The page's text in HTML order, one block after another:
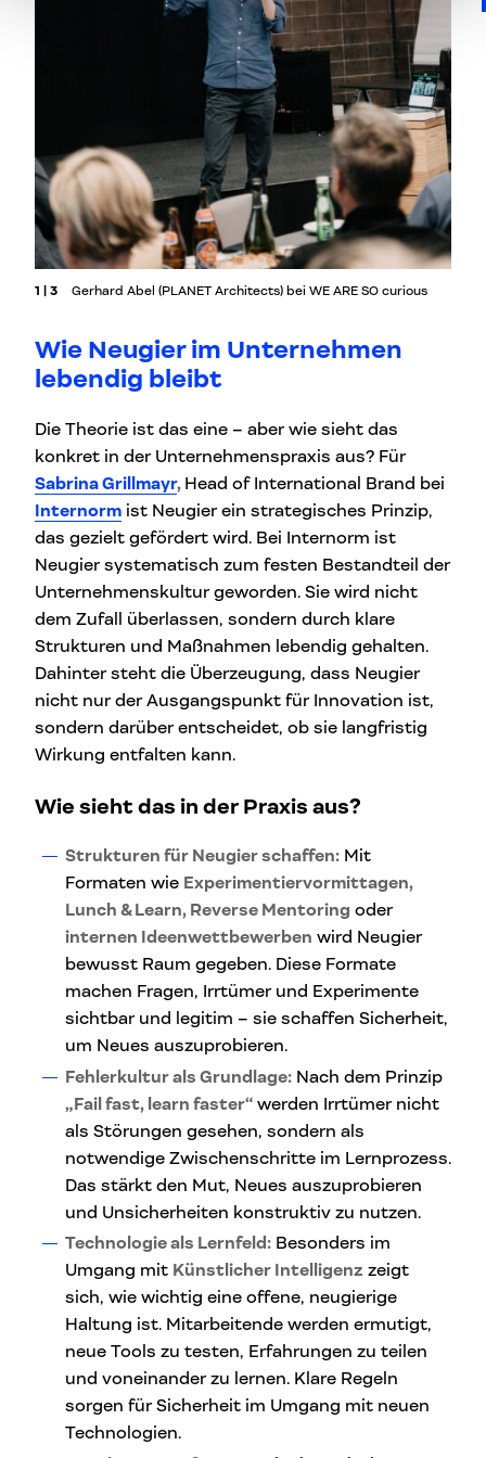
1 | 3 Gerhard Abel (PLANET Architects) bei WE ARE SO curious
Wie Neugier im Unternehmen
lebendig bleibt
Die Theorie ist das eine – aber wie sieht das
konkret in der Unternehmenspraxis aus? Für
Sabrina Grillmayr, Head of International Brand bei
Internorm ist Neugier ein strategisches Prinzip,
das gezielt gefördert wird. Bei Internorm ist
Neugier systematisch zum festen Bestandteil der
Unternehmenskultur geworden. Sie wird nicht
dem Zufall überlassen, sondern durch klare
Strukturen und Maßnahmen lebendig gehalten.
Dahinter steht die Überzeugung, dass Neugier
nicht nur der Ausgangspunkt für Innovation ist,
sondern darüber entscheidet, ob sie langfristig
Wirkung entfalten kann.
Wie sieht das in der Praxis aus?
Strukturen für Neugier schaffen: Mit
Formaten wie Experimentiervormittagen,
Lunch & Learn, Reverse Mentoring oder
internen Ideenwettbewerben wird Neugier
bewusst Raum gegeben. Diese Formate
machen Fragen, Irrtümer und Experimente
sichtbar und legitim – sie schaffen Sicherheit,
um Neues auszuprobieren.
Fehlerkultur als Grundlage: Nach dem Prinzip
„Fail fast, learn faster“ werden Irrtümer nicht
als Störungen gesehen, sondern als
notwendige Zwischenschritte im Lernprozess.
Das stärkt den Mut, Neues auszuprobieren
und Unsicherheiten konstruktiv zu nutzen.
Technologie als Lernfeld: Besonders im
Umgang mit Künstlicher Intelligenz zeigt
sich, wie wichtig eine offene, neugierige
Haltung ist. Mitarbeitende werden ermutigt,
neue Tools zu testen, Erfahrungen zu teilen
und voneinander zu lernen. Klare Regeln
sorgen für Sicherheit im Umgang mit neuen
Technologien.